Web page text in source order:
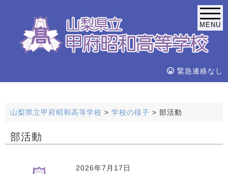
MENU
緊急連絡なし
山梨県立甲府昭和高等学校 > 学校の様子 > 部活動
部活動
2026年7月17日